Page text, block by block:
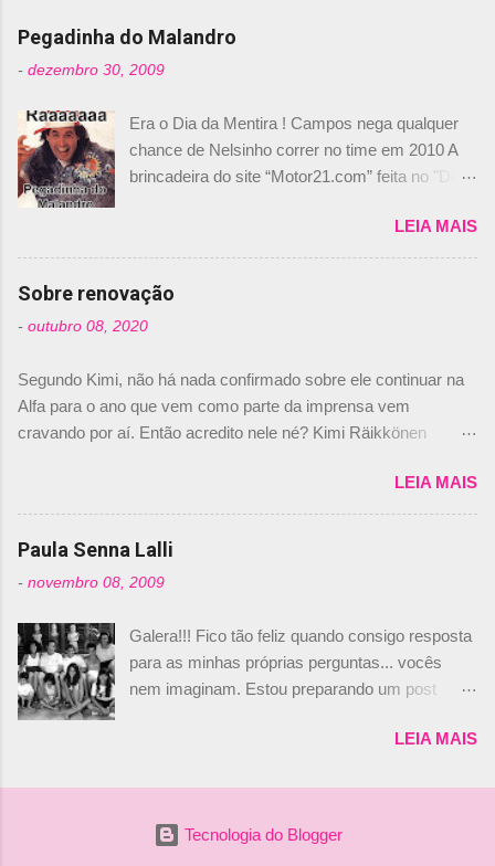
n
t
r
i
o
Pegadinha do Malandro
- dezembro 30, 2009
Era o Dia da Mentira ! Campos nega qualquer
chance de Nelsinho correr no time em 2010 A
brincadeira do site “Motor21.com” feita no "Día
de abril –, afirmando que Nelson Piquet havia
comprado 15% das ações da Campos, dando,
com isso, um lugar no time a Nelsinho Piquet,
foi esclarecida de uma vez por todas por
Daniele Audetto, diretor da escuderia. O
não será o companheiro de Bruno Senna em
2010. "Na verdade, nós recebemos uma oferta
de Piquet", admitiu Audetto. “Mas depois de ter
dois brasileiros”, explicou, dizendo ainda que
não tem nada contra o filho do tricampeão
Nelson Piquet. “Ele é um bom piloto, rápido e
experiente.” Audetto disse ainda que a suposta
não corresponde à realidade. “O suposto 15%
de investimento seria menor do que aquilo que
outros pilotos podem trazer: italianos, r...
LEIA MAIS
Sobre renovação
- outubro 08, 2020
Segundo Kimi, não há nada confirmado sobre ele continuar na
Alfa para o ano que vem como parte da imprensa vem
cravando por aí. Então acredito nele né? Kimi Räikkönen
truth but I’ve never had an option in my contract so that’s
should, pretty much, tell you that it’s not true." #Kimi7 #EifelGP
#AlfaRomeoRacing pic.twitter.com/77EDVn39Ia — Kimi
Romain falando sobre o fato do Iceman estar há tantos anos na
@RGrosjean ! #EifelGP 🇩🇪 #F1
pic.twitter.com/GSAu1LWnwW — Formula 1 (@F1) October 8,
2020 Beijinhos, Ludy
LEIA MAIS
Paula Senna Lalli
- novembro 08, 2009
Galera!!! Fico tão feliz quando consigo resposta
para as minhas próprias perguntas... vocês
nem imaginam. Estou preparando um post
nunca falei sobre ela, aqui no Octeto. No meio
aqui: Na época, rendeu um burburinho, porque
legendei a foto, dizendo que a menina ao lado
LEIA MAIS
Tecnologia do Blogger